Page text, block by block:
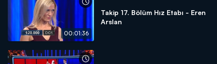
00:01:36
Takip 17. Bölüm Hız Etabı - Eren
Arslan